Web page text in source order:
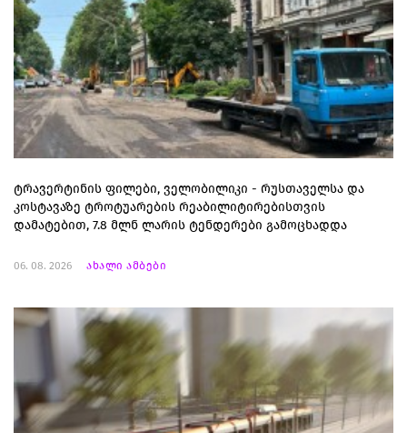
ტრავერტინის ფილები, ველობილიკი - რუსთაველსა და
კოსტავაზე ტროტუარების რეაბილიტირებისთვის
დამატებით, 7.8 მლნ ლარის ტენდერები გამოცხადდა
06. 08. 2026 ახალი ამბები